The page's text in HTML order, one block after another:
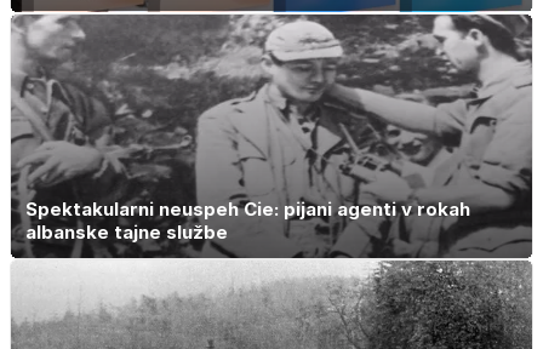
Spektakularni neuspeh Cie: pijani agenti v rokah
albanske tajne službe